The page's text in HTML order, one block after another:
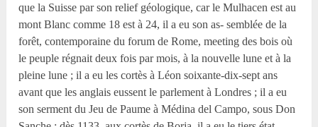
que la Suisse par son relief géologique, car le Mulhacen est au
mont Blanc comme 18 est à 24, il a eu son as- semblée de la
forêt, contemporaine du forum de Rome, meeting des bois où
le peuple régnait deux fois par mois, à la nouvelle lune et à la
pleine lune ; il a eu les cortès à Léon soixante-dix-sept ans
avant que les anglais eussent le parlement à Londres ; il a eu
son serment du Jeu de Paume à Médina del Campo, sous Don